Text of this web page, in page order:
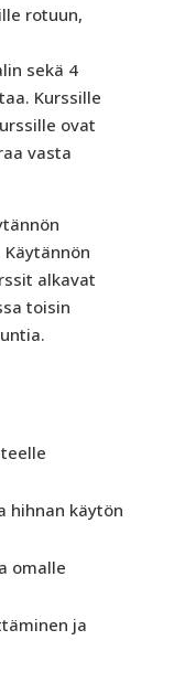
rotuun,
sekä 4
Kurssille
ovat
vasta
alkavat
toisin
hihnan käytön
omalle
ja